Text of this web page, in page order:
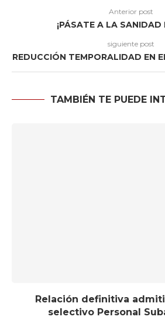
Anterior post
¡PÁSATE A LA SANIDAD
siguiente post
REDUCCIÓN TEMPORALIDAD EN
TAMBIÉN TE PUEDE
Relación definitiva
selectivo Personal